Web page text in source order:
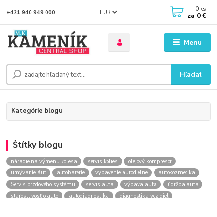
Menu
EUR
Hľadať
+421 940 949 000 0 ks
za 0 €
Kategórie blogu
Štítky blogu
náradie na výmenu kolesa servis kolies
olejový kompresor
umývanie áut
autobatérie vybavenie autodielne
autokozmetika
Servis brzdového systému
servis auta výbava auta
údržba auta
starostlivosť o auto
autodiagnostika
diagnostika vozidiel